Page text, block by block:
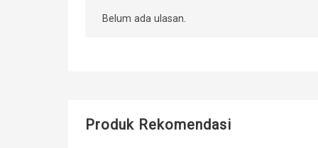
Belum ada ulasan.
Produk Rekomendasi